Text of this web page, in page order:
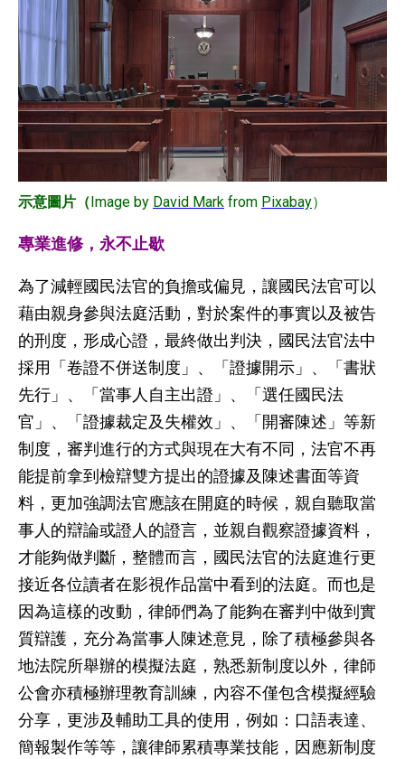
示意圖片（Image by David Mark from Pixabay）
專業進修，永不止歇
為了減輕國民法官的負擔或偏見，讓國民法官可以
藉由親身參與法庭活動，對於案件的事實以及被告
的刑度，形成心證，最終做出判決，國民法官法中
採用「卷證不併送制度」、「證據開示」、「書狀
先行」、「當事人自主出證」、「選任國民法
官」、「證據裁定及失權效」、「開審陳述」等新
制度，審判進行的方式與現在大有不同，法官不再
能提前拿到檢辯雙方提出的證據及陳述書面等資
料，更加強調法官應該在開庭的時候，親自聽取當
事人的辯論或證人的證言，並親自觀察證據資料，
才能夠做判斷，整體而言，國民法官的法庭進行更
接近各位讀者在影視作品當中看到的法庭。而也是
因為這樣的改動，律師們為了能夠在審判中做到實
質辯護，充分為當事人陳述意見，除了積極參與各
地法院所舉辦的模擬法庭，熟悉新制度以外，律師
公會亦積極辦理教育訓練，內容不僅包含模擬經驗
分享，更涉及輔助工具的使用，例如：口語表達、
簡報製作等等，讓律師累積專業技能，因應新制度